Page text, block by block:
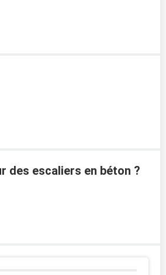
des escaliers en béton ?